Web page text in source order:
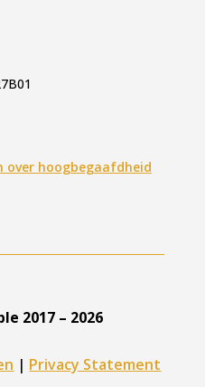
over hoogbegaafdheid
2017 – 2026
| Privacy Statement